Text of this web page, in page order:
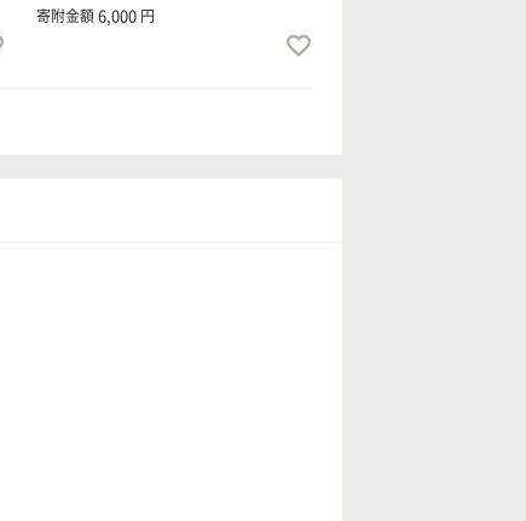
寄附金額6,000 円